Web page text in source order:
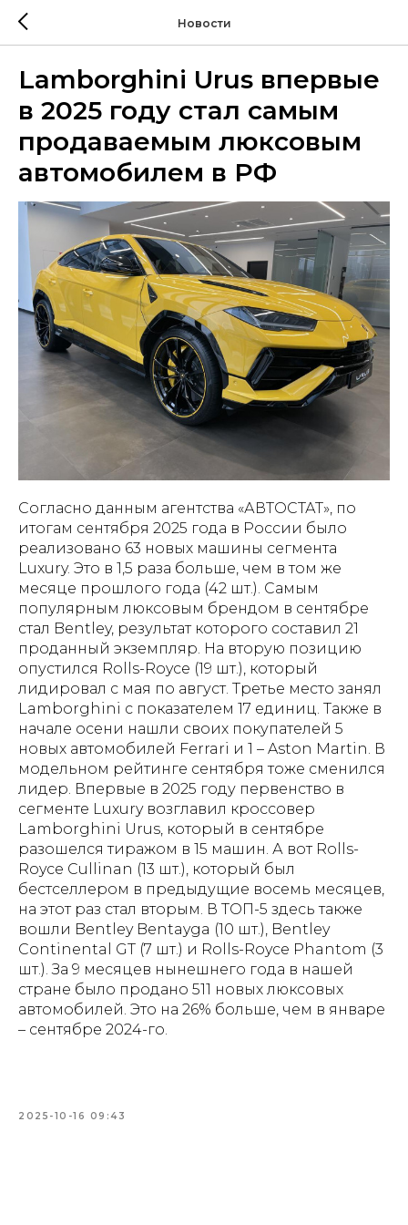
Новости
Lamborghini Urus впервые
в 2025 году стал самым
продаваемым люксовым
автомобилем в РФ
Согласно данным агентства «АВТОСТАТ», по
итогам сентября 2025 года в России было
реализовано 63 новых машины сегмента
Luxury. Это в 1,5 раза больше, чем в том же
месяце прошлого года (42 шт.). Самым
популярным люксовым брендом в сентябре
стал Bentley, результат которого составил 21
проданный экземпляр. На вторую позицию
опустился Rolls-Royce (19 шт.), который
лидировал с мая по август. Третье место занял
Lamborghini с показателем 17 единиц. Также в
начале осени нашли своих покупателей 5
новых автомобилей Ferrari и 1 – Aston Martin. В
модельном рейтинге сентября тоже сменился
лидер. Впервые в 2025 году первенство в
сегменте Luxury возглавил кроссовер
Lamborghini Urus, который в сентябре
разошелся тиражом в 15 машин. А вот Rolls-
Royce Cullinan (13 шт.), который был
бестселлером в предыдущие восемь месяцев,
на этот раз стал вторым. В ТОП-5 здесь также
вошли Bentley Bentayga (10 шт.), Bentley
Continental GT (7 шт.) и Rolls-Royce Phantom (3
шт.). За 9 месяцев нынешнего года в нашей
стране было продано 511 новых люксовых
автомобилей. Это на 26% больше, чем в январе
– сентябре 2024-го.
2025-10-16 09:43